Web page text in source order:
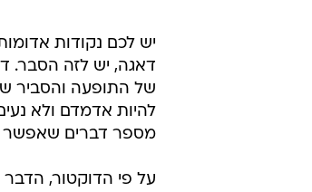
יש לכם נקודות
דאגה, יש לזה הסבר.
של התופעה והסביר ש
להיות אדמדם ולא
מספר דברים שאפשר
על פי הדוקטור,